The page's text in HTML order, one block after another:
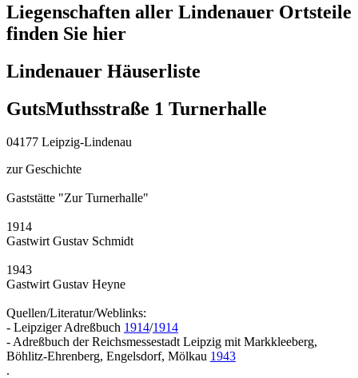
Liegenschaften aller Lindenauer Ortsteile
finden Sie hier
Lindenauer Häuserliste
GutsMuthsstraße 1 Turnerhalle
04177 Leipzig-Lindenau
zur Geschichte
Gaststätte "Zur Turnerhalle"
1914
Gastwirt Gustav Schmidt
1943
Gastwirt Gustav Heyne
Quellen/Literatur/Weblinks:
- Leipziger Adreßbuch 1914/1914
- Adreßbuch der Reichsmessestadt Leipzig mit Markkleeberg,
Böhlitz-Ehrenberg, Engelsdorf, Mölkau 1943
.